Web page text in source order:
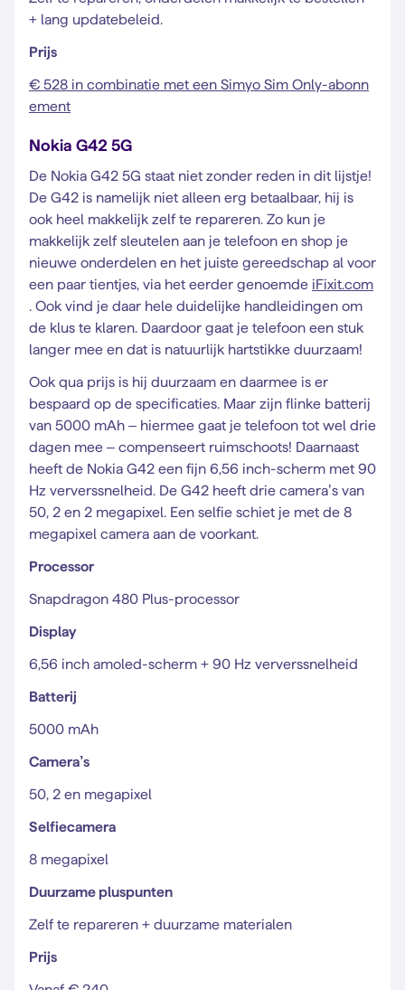
+ lang updatebeleid.
Prijs
€ 528 in combinatie met een Simyo Sim Only-abonn
ement
Nokia G42 5G
De Nokia G42 5G staat niet zonder reden in dit lijstje!
De G42 is namelijk niet alleen erg betaalbaar, hij is
ook heel makkelijk zelf te repareren. Zo kun je
makkelijk zelf sleutelen aan je telefoon en shop je
nieuwe onderdelen en het juiste gereedschap al voor
een paar tientjes, via het eerder genoemde iFixit.com
. Ook vind je daar hele duidelijke handleidingen om
de klus te klaren. Daardoor gaat je telefoon een stuk
langer mee en dat is natuurlijk hartstikke duurzaam!
Ook qua prijs is hij duurzaam en daarmee is er
bespaard op de specificaties. Maar zijn flinke batterij
van 5000 mAh – hiermee gaat je telefoon tot wel drie
dagen mee – compenseert ruimschoots! Daarnaast
heeft de Nokia G42 een fijn 6,56 inch-scherm met 90
Hz ververssnelheid. De G42 heeft drie camera’s van
50, 2 en 2 megapixel. Een selfie schiet je met de 8
megapixel camera aan de voorkant.
Processor
Snapdragon 480 Plus-processor
Display
6,56 inch amoled-scherm + 90 Hz ververssnelheid
Batterij
5000 mAh
Camera’s
50, 2 en megapixel
Selfiecamera
8 megapixel
Duurzame pluspunten
Zelf te repareren + duurzame materialen
Prijs